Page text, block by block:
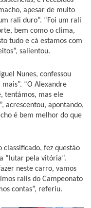
apesar de muito
rali duro”. “Foi um rali
bem como o clima,
tudo e cá estamos com
salientou.
Nunes, confessou
“O Alexandre
tentámos, mas ele
acrescentou, apontando,
é bem melhor do que
classificado, fez questão
“lutar pela vitória”.
neste carro, vamos
ralis do Campeonato
contas”, referiu.